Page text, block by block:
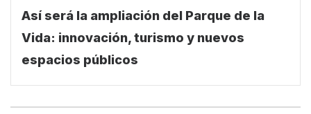
Así será la ampliación del Parque de la
Vida: innovación, turismo y nuevos
espacios públicos